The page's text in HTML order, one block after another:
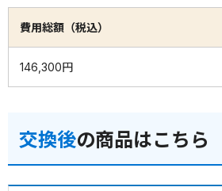
費用総額（税込）
146,300円
交換後の商品はこちら